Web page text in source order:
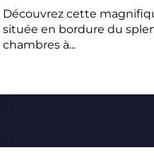
Découvrez cette
située en bordure du
chambres à...